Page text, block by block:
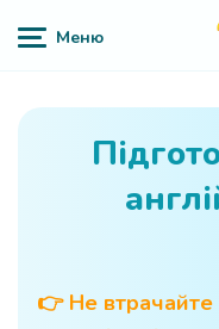
👉 Не втрачайте